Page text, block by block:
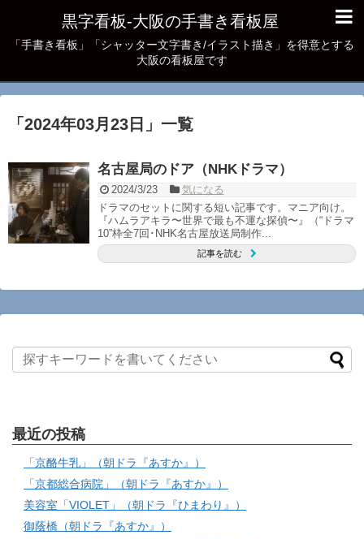
黒字看板‐大阪の手書き看板屋
「手書き看板」「シャッター文字書き/イラスト描き」を得意とする
大阪の看板屋です
「 2024年03月23日 」 一覧
名古屋局のドア（NHKドラマ）
2024/3/23
気になる
ドラマのセットに関する短い記事です。マニア向け。
『ハムラアキラ〜世界で最も不運な探偵〜』（“ドラマ
10”枠全7回･NHK名古屋放送局制作...
記事を読む
最近の投稿
「京酪牛乳」（朝ドラ『あすか』）
「京都総合病院」（朝ドラ『あすか』）
美容室「VIOLET」（朝ドラ『ひまわり』）
御蔭橋（朝ドラ『あすか』）